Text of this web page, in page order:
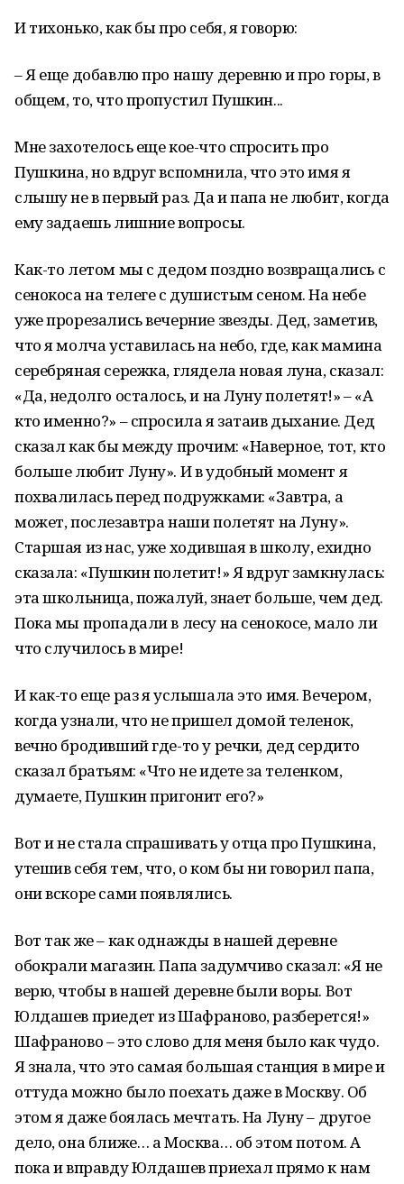
И тихонько, как бы про себя, я говорю:
– Я еще добавлю про нашу деревню и про горы, в
общем, то, что пропустил Пушкин...
Мне захотелось еще кое-что спросить про
Пушкина, но вдруг вспомнила, что это имя я
слышу не в первый раз. Да и папа не любит, когда
ему задаешь лишние вопросы.
Как-то летом мы с дедом поздно возвращались с
сенокоса на телеге с душистым сеном. На небе
уже прорезались вечерние звезды. Дед, заметив,
что я молча уставилась на небо, где, как мамина
серебряная сережка, глядела новая луна, сказал:
«Да, недолго осталось, и на Луну полетят!» – «А
кто именно?» – спросила я затаив дыхание. Дед
сказал как бы между прочим: «Наверное, тот, кто
больше любит Луну». И в удобный момент я
похвалилась перед подружками: «Завтра, а
может, послезавтра наши полетят на Луну».
Старшая из нас, уже ходившая в школу, ехидно
сказала: «Пушкин полетит!» Я вдруг замкнулась:
эта школьница, пожалуй, знает больше, чем дед.
Пока мы пропадали в лесу на сенокосе, мало ли
что случилось в мире!
И как-то еще раз я услышала это имя. Вечером,
когда узнали, что не пришел домой теленок,
вечно бродивший где-то у речки, дед сердито
сказал братьям: «Что не идете за теленком,
думаете, Пушкин пригонит его?»
Вот и не стала спрашивать у отца про Пушкина,
утешив себя тем, что, о ком бы ни говорил папа,
они вскоре сами появлялись.
Вот так же – как однажды в нашей деревне
обокрали магазин. Папа задумчиво сказал: «Я не
верю, чтобы в нашей деревне были воры. Вот
Юлдашев приедет из Шафраново, разберется!»
Шафраново – это слово для меня было как чудо.
Я знала, что это самая большая станция в мире и
оттуда можно было поехать даже в Москву. Об
этом я даже боялась мечтать. На Луну – другое
дело, она ближе… а Москва… об этом потом. А
пока и вправду Юлдашев приехал прямо к нам